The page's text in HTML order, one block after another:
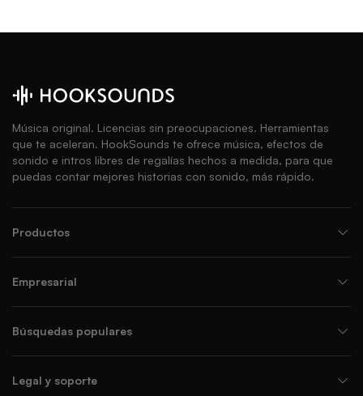
Música original. Licencias sin preocupaciones. Herramientas
que te aceleran. HookSounds te ofrece música, efectos de
sonido e intros libres de regalías hechos a medida, para que
puedas contar mejores historias con sonido, más rápido.
Productos
Empresarial
Búsquedas populares
Legal y soporte